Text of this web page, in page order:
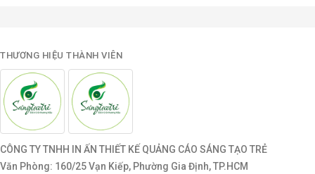
THƯƠNG HIỆU THÀNH VIÊN
CÔNG TY TNHH IN ẤN THIẾT KẾ QUẢNG CÁO SÁNG TẠO TRẺ
Văn Phòng: 160/25 Vạn Kiếp, Phường Gia Định, TP.HCM